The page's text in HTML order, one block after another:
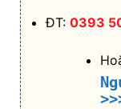
ĐT: 0393